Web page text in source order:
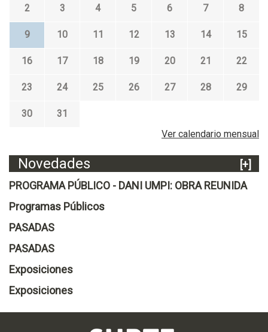
2 3 4 5 6 7 8
9 10 11 12 13 14 15
16 17 18 19 20 21 22
23 24 25 26 27 28 29
30
31
Ver calendario mensual
Novedades
[+]
PROGRAMA PÚBLICO - DANI UMPI: OBRA REUNIDA
Programas Públicos
PASADAS
PASADAS
Exposiciones
Exposiciones